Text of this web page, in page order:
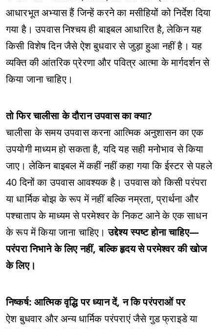
आधारभूत अभ्यास हैं जिन्हें करने का मसीहियों को निर्देश दिया
गया है। उपवास निश्चय ही बाइबल आधारित है, लेकिन यह
किसी विशेष दिन जैसे ऐश बुधवार से जुड़ा हुआ नहीं है। यह
व्यक्ति की आंतरिक प्रेरणा और पवित्र आत्मा के मार्गदर्शन से
किया जाना चाहिए।
तो फिर चालीसा के दौरान उपवास का क्या?
चालीसा के समय उपवास करना आत्मिक अनुशासन का एक
उपयोगी माध्यम हो सकता है, यदि यह सही मनोभाव से किया
जाए। लेकिन बाइबल में कहीं नहीं कहा गया कि ईस्टर से पहले
40 दिनों का उपवास आवश्यक है। उपवास को किसी परंपरा
या धार्मिक बोझ के रूप में नहीं बल्कि नम्रता, प्रार्थना और
पश्चाताप के माध्यम से परमेश्वर के निकट आने के एक साधन
के रूप में किया जाना चाहिए।उद्देश्य स्पष्ट होना चाहिए—
परंपरा निभाने के लिए नहीं, बल्कि हृदय से परमेश्वर की खोज
के लिए।
निष्कर्ष: आत्मिक वृद्धि पर ध्यान दें, न कि परंपराओं पर
ऐश बुधवार और अन्य धार्मिक परंपराएं जैसे गुड फ्राइडे या